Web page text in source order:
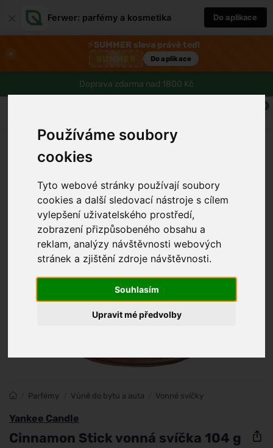
Používáme soubory
cookies
Tyto webové stránky používají soubory
cookies a další sledovací nástroje s cílem
vylepšení uživatelského prostředí,
zobrazení přizpůsobeného obsahu a
reklam, analýzy návštěvnosti webových
stránek a zjištění zdroje návštěvnosti.
Souhlasím
Upravit mé předvolby
Ferwer: parfémy a kosmetika Do aplikace
×
⚡SUMMER sleva právě teď!
Do aplikace
Doprava zdarma nad 1800 Kč
0
Parfémy Vůně do bytu a auta Vonné svíčky
Yankee Candle
Cinnamon Stick vonná svíčka 104 g